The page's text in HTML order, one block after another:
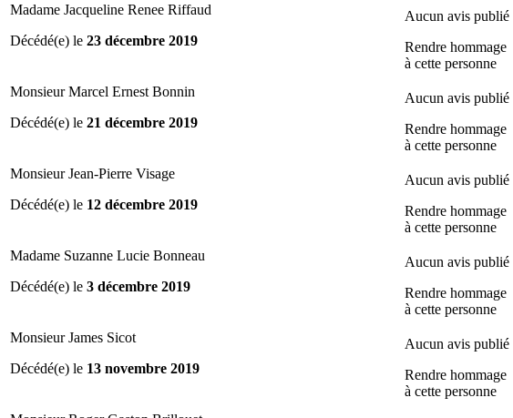
Madame Jacqueline Renee Riffaud
Décédé(e) le 23 décembre 2019
Aucun avis publié
Rendre hommage
à cette personne
Monsieur Marcel Ernest Bonnin
Décédé(e) le 21 décembre 2019
Aucun avis publié
Rendre hommage
à cette personne
Monsieur Jean-Pierre Visage
Décédé(e) le 12 décembre 2019
Aucun avis publié
Rendre hommage
à cette personne
Madame Suzanne Lucie Bonneau
Décédé(e) le 3 décembre 2019
Aucun avis publié
Rendre hommage
à cette personne
Monsieur James Sicot
Décédé(e) le 13 novembre 2019
Aucun avis publié
Rendre hommage
à cette personne